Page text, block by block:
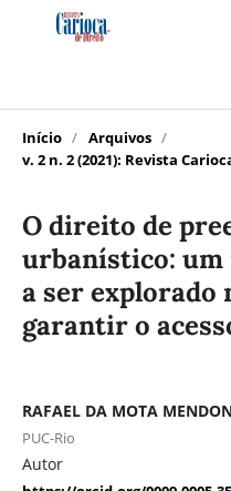
Início / Arquivos /
v. 2 n. 2 (2021): Revista
O direito de
urbanístico:
a ser explorado
garantir o
RAFAEL DA MOTA
PUC-Rio
Autor